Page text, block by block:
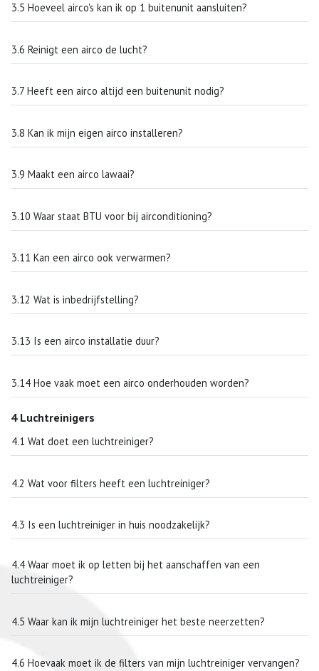
3.5 Hoeveel airco's kan ik op 1 buitenunit aansluiten?
3.6 Reinigt een airco de lucht?
3.7 Heeft een airco altijd een buitenunit nodig?
3.8 Kan ik mijn eigen airco installeren?
3.9 Maakt een airco lawaai?
3.10 Waar staat BTU voor bij airconditioning?
3.11 Kan een airco ook verwarmen?
3.12 Wat is inbedrijfstelling?
3.13 Is een airco installatie duur?
3.14 Hoe vaak moet een airco onderhouden worden?
4 Luchtreinigers
4.1 Wat doet een luchtreiniger?
4.2 Wat voor filters heeft een luchtreiniger?
4.3 Is een luchtreiniger in huis noodzakelijk?
4.4 Waar moet ik op letten bij het aanschaffen van een
luchtreiniger?
4.5 Waar kan ik mijn luchtreiniger het beste neerzetten?
4.6 Hoevaak moet ik de filters van mijn luchtreiniger vervangen?